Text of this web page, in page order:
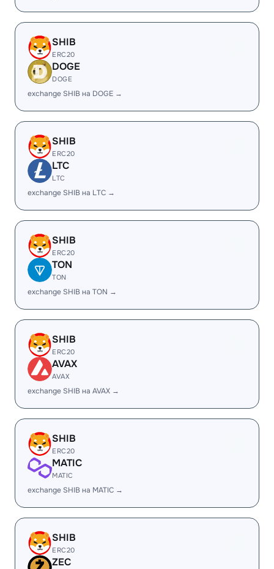
SHIB
ERC20
DOGE
DOGE
exchange SHIB на DOGE →
SHIB
ERC20
LTC
LTC
exchange SHIB на LTC →
SHIB
ERC20
TON
TON
exchange SHIB на TON →
SHIB
ERC20
AVAX
AVAX
exchange SHIB на AVAX →
SHIB
ERC20
MATIC
MATIC
exchange SHIB на MATIC →
SHIB
ERC20
ZEC